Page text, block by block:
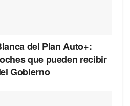
del Plan Auto+:
que pueden recibir
Gobierno